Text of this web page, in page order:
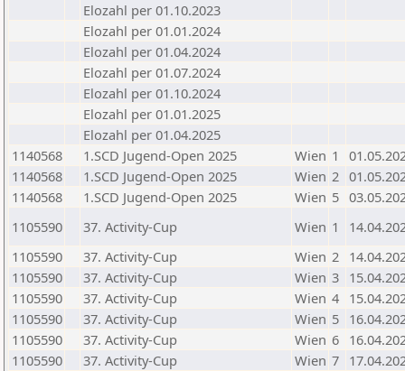
Elozahl per 01.10.2023
Elozahl per 01.01.2024
Elozahl per 01.04.2024
Elozahl per 01.07.2024
Elozahl per 01.10.2024
Elozahl per 01.01.2025
Elozahl per 01.04.2025
1140568
1.SCD Jugend-Open 2025 Wien 1
1140568
1.SCD Jugend-Open 2025 Wien 2
1140568
1.SCD Jugend-Open 2025 Wien 5
1105590
37. Activity-Cup Wien 1
1105590
37. Activity-Cup Wien 2
1105590
37. Activity-Cup Wien 3
1105590
37. Activity-Cup Wien 4
1105590
37. Activity-Cup Wien 5
1105590
37. Activity-Cup Wien 6
1105590
37. Activity-Cup Wien 7